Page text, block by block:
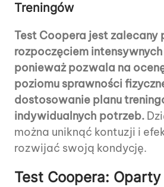
Treningów
Test Coopera jest zalecany
rozpoczęciem
ponieważ pozwala na
poziomu sprawności
dostosowanie planu
indywidualnych potrzeb.
można uniknąć kontuzji i
rozwijać swoją kondycję.
Test Coopera: